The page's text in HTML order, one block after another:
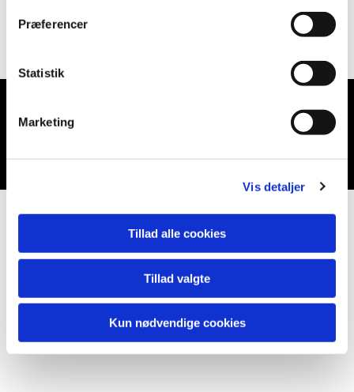
Præferencer
Statistik
Marketing
Vis detaljer
Tillad alle cookies
Tillad valgte
Kun nødvendige cookies
Du vil måske også kunne lide...